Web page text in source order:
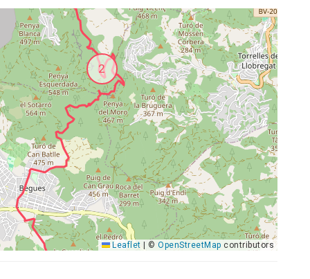
2
Leaflet © OpenStreetMap contributors